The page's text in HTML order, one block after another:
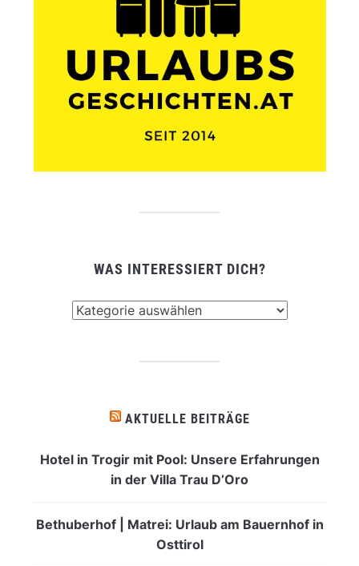
WAS INTERESSIERT DICH?
AKTUELLE BEITRÄGE
Hotel in Trogir mit Pool: Unsere Erfahrungen
in der Villa Trau D’Oro
Bethuberhof | Matrei: Urlaub am Bauernhof in
Osttirol